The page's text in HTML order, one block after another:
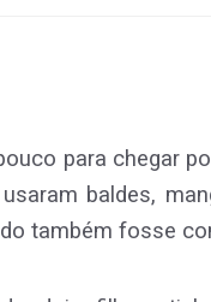
para chegar
baldes,
também fosse